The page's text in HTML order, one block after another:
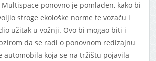
ponovno je pomlađen, kako bi
stroge ekološke norme te vozaču i
užitak u vožnji. Ovo bi mogao biti i
da se radi o ponovnom redizajnu
automobila koja se na tržištu pojavila